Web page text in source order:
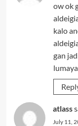
ow ok
kalo
gan
atlass
July 11,